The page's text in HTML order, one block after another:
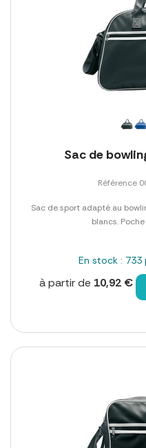
Sac de
Référence
Sac de sport adapté au
blancs.
En stock :
à partir de 10,92 €